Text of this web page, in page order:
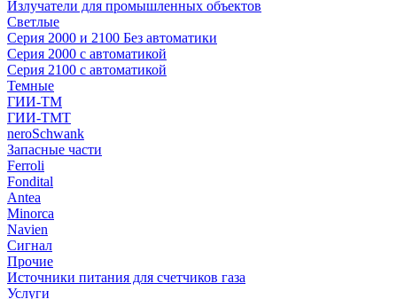
Излучатели для промышленных объектов
Светлые
Серия 2000 и 2100 Без автоматики
Серия 2000 с автоматикой
Серия 2100 с автоматикой
Темные
ГИИ-ТМ
ГИИ-ТМТ
neroSchwank
Запасные части
Ferroli
Fondital
Antea
Minorca
Navien
Сигнал
Прочие
Источники питания для счетчиков газа
Услуги